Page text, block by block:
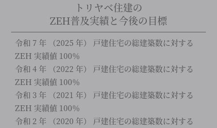
トリヤベ住建の
ZEH普及実績と今後の目標
令和 7 年 （2025 年） 戸建住宅の総建築数に対する
ZEH 実績値 100％
令和 4 年 （2022 年） 戸建住宅の総建築数に対する
ZEH 実績値 100％
令和 3 年 （2021 年） 戸建住宅の総建築数に対する
ZEH 実績値 100％
令和 2 年 （2020 年） 戸建住宅の総建築数に対する